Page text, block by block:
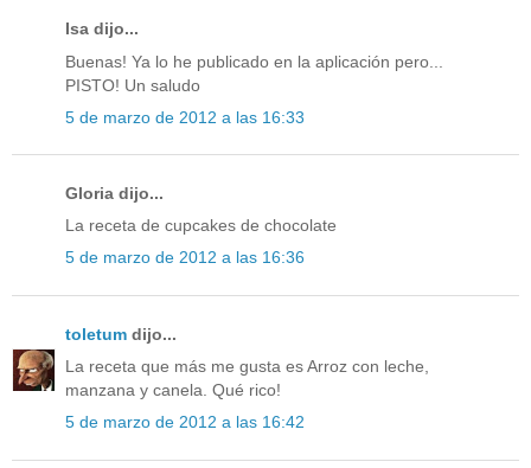
Isa dijo...
Buenas! Ya lo he publicado en la aplicación pero...
PISTO! Un saludo
5 de marzo de 2012 a las 16:33
Gloria dijo...
La receta de cupcakes de chocolate
5 de marzo de 2012 a las 16:36
toletum dijo...
La receta que más me gusta es Arroz con leche,
manzana y canela. Qué rico!
5 de marzo de 2012 a las 16:42